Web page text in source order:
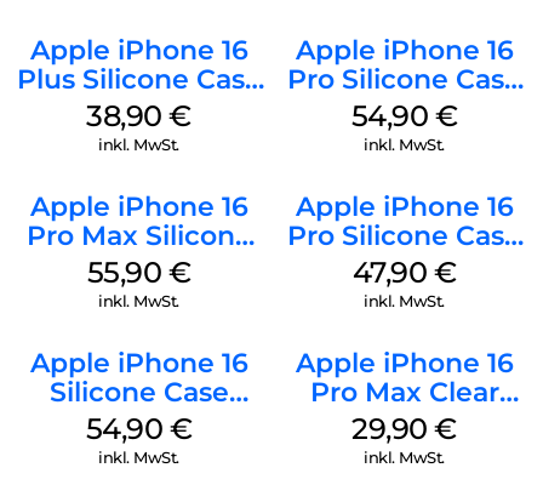
Apple iPhone 16
Plus Silicone Case
MagSafe Denim
38,90€
inkl. MwSt.
Apple iPhone 16
Pro Silicone Case
MagSafe Black
54,90 €
inkl. MwSt.
Apple iPhone 16
Pro Max Silicone
Case MagSafe
Stone Gray
55,90 €
inkl. MwSt.
Apple iPhone 16
Pro Silicone Case
MagSafe Denim
47,90 €
inkl. MwSt.
Apple iPhone 16
Silicone Case
MagSafe Black
54,90 €
inkl. MwSt.
Apple iPhone 16
Pro Max Clear
Case MagSafe
Transparent
29,90€
inkl. MwSt.